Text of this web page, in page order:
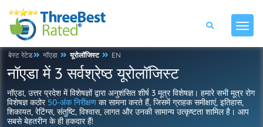
बेस्ट रेटेड नॉएडा यूरोलॉजिस्ट EN
नॉएडा में 3 सर्वश्रेष्ठ यूरोलॉजिस्ट
नॉएडा, उत्तर प्रदेश में विशेषज्ञों द्वारा अनुशंसित शीर्ष 3 मूत्र विशेषज्ञ। हमारे सभी मूत्र रोग
विशेषज्ञ कठोर 50-अंक निरीक्षण का सामना करते हैं, जिसमें ग्राहक समीक्षाएं, इतिहास,
शिकायत, रेटिंग्स, संतुष्टि, विश्वास, लागत और उनकी सामान्य उत्कृष्टता शामिल है। आप
सबसे बेहतरीन के ही हकदार हैं!